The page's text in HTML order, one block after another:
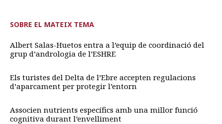
SOBRE EL MATEIX TEMA
Albert Salas-Huetos entra a l’equip de coordinació del
grup d’andrologia de l’ESHRE
Els turistes del Delta de l’Ebre accepten regulacions
d’aparcament per protegir l’entorn
Associen nutrients específics amb una millor funció
cognitiva durant l’envelliment